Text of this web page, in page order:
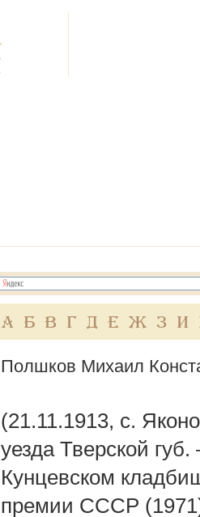
А Б В Г Д Е Ж З И
Полшков Михаил
(21.11.1913, с.
уезда Тверской
Кунцевском
премии СССР